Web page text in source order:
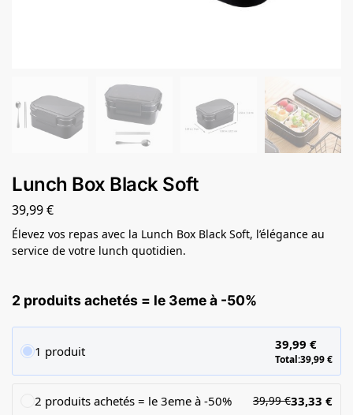
Lunch Box Black Soft
39,99€
Élevez vos repas avec la Lunch Box Black Soft, l’élégance au
service de votre lunch quotidien.
2 produits achetés = le 3eme à -50%
1 produit 39,99 €
Total:39,99€
2 produits achetés = le 3eme à -50% 39,99€33,33 €